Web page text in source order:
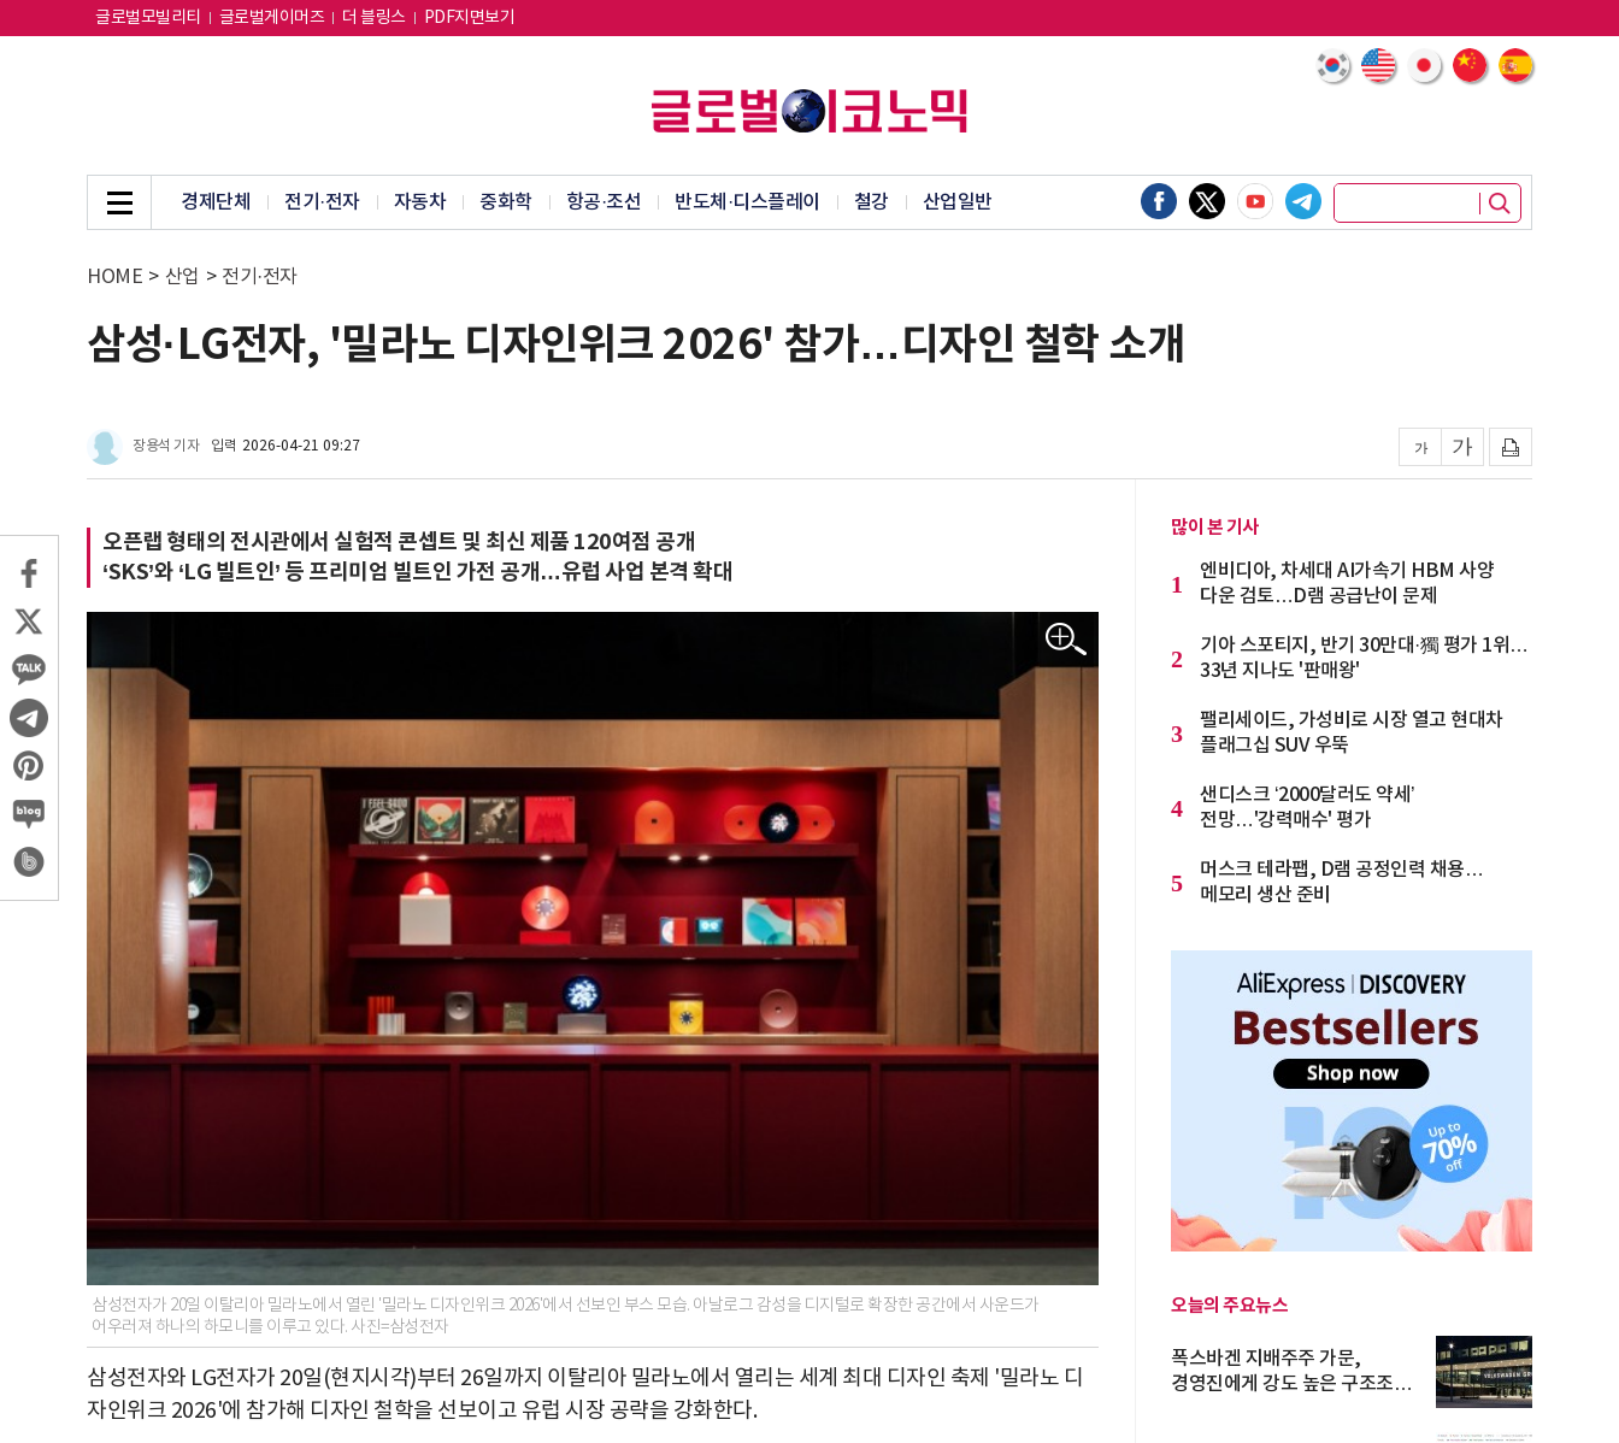
글로벌모빌리티 글로벌게이머즈 더 블링스 PDF지면보기
경제단체 전기·전자 자동차 중화학 항공·조선 반도체·디스플레이 철강 산업일반
HOME > 산업 > 전기·전자
삼성·LG전자, '밀라노 디자인위크 2026' 참가…디자인 철학 소개
장용석 기자 입력 2026-04-21 09:27
오픈랩 형태의 전시관에서 실험적 콘셉트 및 최신 제품 120여점 공개
‘SKS’와 ‘LG 빌트인’ 등 프리미엄 빌트인 가전 공개…유럽 사업 본격 확대
삼성전자가 20일 이탈리아 밀라노에서 열린 '밀라노 디자인위크 2026'에서 선보인 부스 모습. 아날로그 감성을 디지털로 확장한 공간에서 사운드가
어우러져 하나의 하모니를 이루고 있다. 사진=삼성전자
삼성전자와 LG전자가 20일(현지시각)부터 26일까지 이탈리아 밀라노에서 열리는 세계 최대 디자인 축제 '밀라노 디
자인위크 2026'에 참가해 디자인 철학을 선보이고 유럽 시장 공략을 강화한다.
많이 본 기사
1
엔비디아, 차세대 AI가속기 HBM 사양
다운 검토…D램 공급난이 문제
2
기아 스포티지, 반기 30만대·獨 평가 1위…
33년 지나도 '판매왕'
3
팰리세이드, 가성비로 시장 열고 현대차
플래그십 SUV 우뚝
4
샌디스크 ‘2000달러도 약세’
전망…'강력매수' 평가
5
머스크 테라팹, D램 공정인력 채용…
메모리 생산 준비
오늘의 주요뉴스
폭스바겐 지배주주 가문,
경영진에게 강도 높은 구조조정